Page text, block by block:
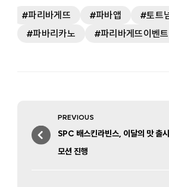
파리바게뜨 파바앱
토트
파바리카노
파리바게뜨이벤트
navigation
PREVIOUS
Previous
post:
SPC 배스킨라빈스, 이달의 맛 출
모션 진행